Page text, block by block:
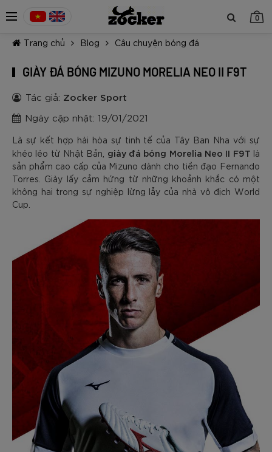
0
TIẾP TỤC MUA HÀNG
Trang chủ Blog Câu chuyện bóng đá
GIÀY ĐÁ BÓNG MIZUNO MORELIA NEO II F9T
Tác giả: Zocker Sport
Ngày cập nhật: 19/01/2021
Là sự kết hợp hài hòa sự tinh tế của Tây Ban Nha với sự
khéo léo từ Nhật Bản, giày đá bóng Morelia Neo II F9T là
sản phẩm cao cấp của Mizuno dành cho tiền đạo Fernando
Torres. Giày lấy cảm hứng từ những khoảnh khắc có một
không hai trong sự nghiệp lừng lẫy của nhà vô địch World
Cup.